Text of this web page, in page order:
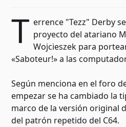
T errence "Tezz" Derby
proyecto del atariano
Wojcieszek para
«Saboteur!» a las
Según menciona en el foro
empezar se ha cambiado la
marco de la versión original
del patrón repetido del C64.